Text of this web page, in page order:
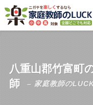
八重山郡竹富町
師
– 家庭教師の